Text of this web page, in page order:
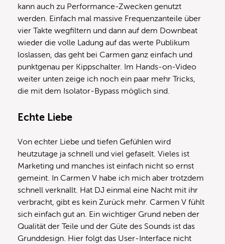
kann auch zu Performance-Zwecken genutzt
werden. Einfach mal massive Frequenzanteile über
vier Takte wegfiltern und dann auf dem Downbeat
wieder die volle Ladung auf das werte Publikum
loslassen, das geht bei Carmen ganz einfach und
punktgenau per Kippschalter. Im Hands-on-Video
weiter unten zeige ich noch ein paar mehr Tricks,
die mit dem Isolator-Bypass möglich sind.
Echte Liebe
Von echter Liebe und tiefen Gefühlen wird
heutzutage ja schnell und viel gefaselt. Vieles ist
Marketing und manches ist einfach nicht so ernst
gemeint. In Carmen V habe ich mich aber trotzdem
schnell verknallt. Hat DJ einmal eine Nacht mit ihr
verbracht, gibt es kein Zurück mehr. Carmen V fühlt
sich einfach gut an. Ein wichtiger Grund neben der
Qualität der Teile und der Güte des Sounds ist das
Grunddesign. Hier folgt das User-Interface nicht